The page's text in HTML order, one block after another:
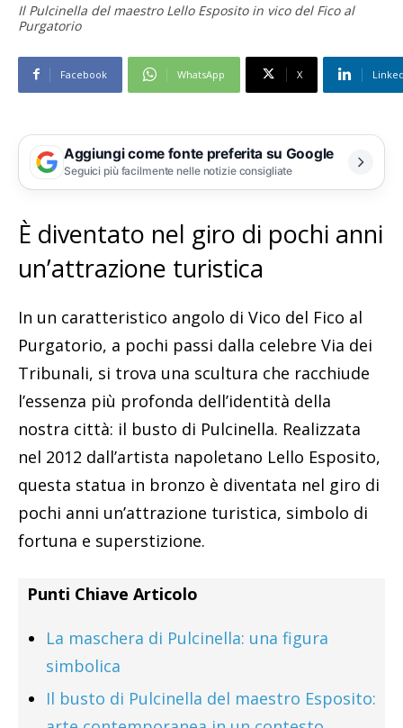
Il Pulcinella del maestro Lello Esposito in vico del Fico al
Purgatorio
Facebook WhatsApp X
Aggiungi come fonte preferita su Google
Seguici più facilmente nelle notizie consigliate
È diventato nel giro di pochi anni
un’attrazione turistica
In un caratteristico angolo di Vico del Fico al
Purgatorio, a pochi passi dalla celebre Via dei
Tribunali, si trova una scultura che racchiude
l’essenza più profonda dell’identità della
nostra città: il busto di Pulcinella. Realizzata
nel 2012 dall’artista napoletano Lello Esposito,
questa statua in bronzo è diventata nel giro di
pochi anni un’attrazione turistica, simbolo di
fortuna e superstizione.
Punti Chiave Articolo
La maschera di Pulcinella: una figura
simbolica
Il busto di Pulcinella del maestro Esposito: